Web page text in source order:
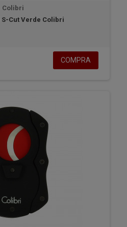
Colibri
Cut Verde Colibri
COMPRA